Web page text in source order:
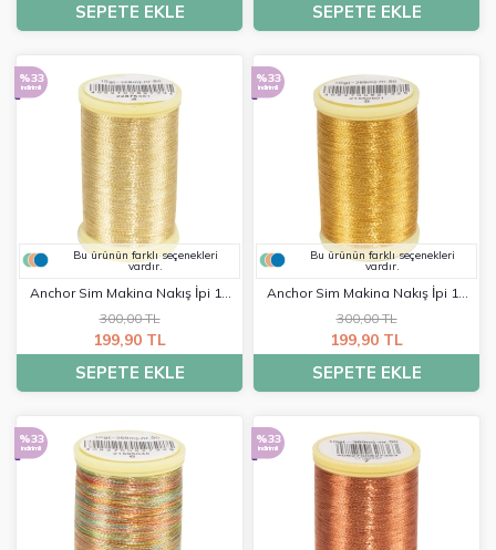
SEPETE EKLE SEPETE EKLE
%33
indirimli
Bu ürünün farklı seçenekleri
vardır.
Anchor Sim Makina Nakış İpi 10
Gr - 0004
300,00 TL
199,90 TL
SEPETE EKLE
%33
indirimli
Bu ürünün farklı seçenekleri
vardır.
Anchor Sim Makina Nakış İpi 10
Gr - 0005
300,00 TL
199,90 TL
SEPETE EKLE
%33
indirimli
%33
indirimli